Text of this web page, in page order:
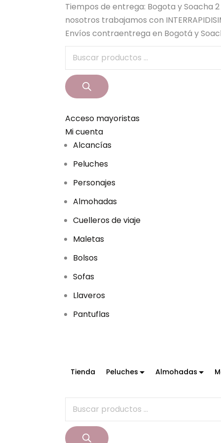
Tiempos de entrega: Bogota y Soacha
nosotros trabajamos con
Envíos contraentrega en Bogotá y
s
q
e
d
a
p
r
d
u
o
s
Acceso mayoristas
Mi cuenta
Alcancías
Peluches
Personajes
Almohadas
Cuelleros de viaje
Maletas
Bolsos
Sofas
Llaveros
Pantuflas
Tienda Peluches Almohadas
s